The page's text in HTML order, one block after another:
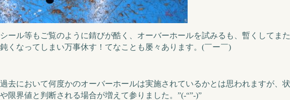
ール等もご覧のように錆びが酷く、オーバーホールを試みるも、暫くしてまた
くなってしまい万事休す！てなことも屡々あります。(￣ー￣)
去において何度かのオーバーホールは実施されているかとは思われますが、 状
限界値と判断される場合が増えて参りました。”(-“”-)”